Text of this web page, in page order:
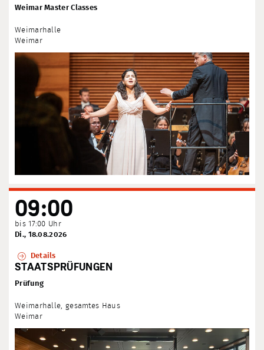
Weimar Master Classes
Weimarhalle
Weimar
09:00
bis 17:00 Uhr
Di., 18.08.2026
Details
STAATSPRÜFUNGEN
Prüfung
Weimarhalle, gesamtes Haus
Weimar